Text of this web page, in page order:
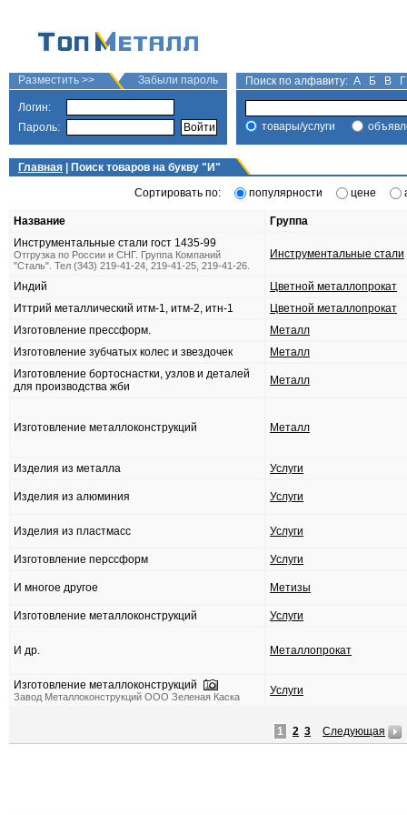
Разместить >> Забыли пароль
Логин:
Пароль:
Поиск по алфавиту: А Б В Г
товары/услуги
Главная | Поиск товаров на букву " И"
Сортировать по:
популярности цене
Название
Группа
Инструментальные стали гост 1435-99
Отгрузка по России и СНГ. Группа Компаний
"Сталь". Тел (343) 219-41-24, 219-41-25, 219-41-26.
Инструментальные стали
Индий
Цветной металлопрокат
Иттрий металлический итм-1, итм-2, итн-1
Цветной металлопрокат
Изготовление прессформ.
Металл
Изготовление зубчатых колес и звездочек
Металл
Изготовление бортоснастки, узлов и деталей
для производства жби
Металл
Изготовление металлоконструкций Металл
Изделия из металла Услуги
Изделия из алюминия Услуги
Изделия из пластмасс Услуги
Изготовление перссформ Услуги
И многое другое Метизы
Изготовление металлоконструкций Услуги
И др. Металлопрокат
Изготовление металлоконструкций
Завод Металлоконструкций ООО Зеленая Каска Услуги
1 2 3 Следующая